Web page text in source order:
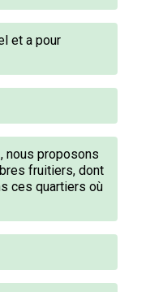
et a pour
nous proposons
fruitiers, dont
ces quartiers où